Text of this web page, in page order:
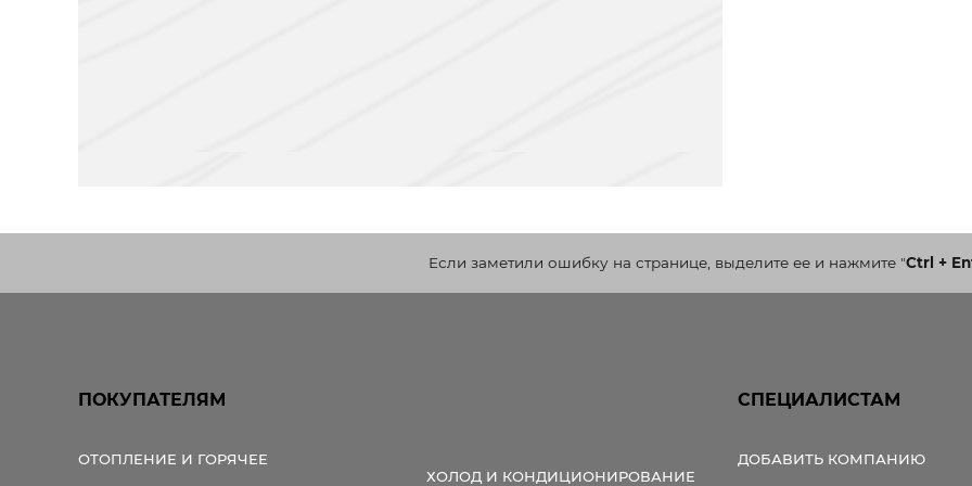
Если заметили ошибку на странице, выделите ее и нажмите"Ctrl +
ПОКУПАТЕЛЯМ
ОТОПЛЕНИЕ И ГОРЯЧЕЕ
ХОЛОД И КОНДИЦИОНИРОВАНИЕ
СПЕЦИАЛИСТАМ
ДОБАВИТЬ КОМПАНИЮ